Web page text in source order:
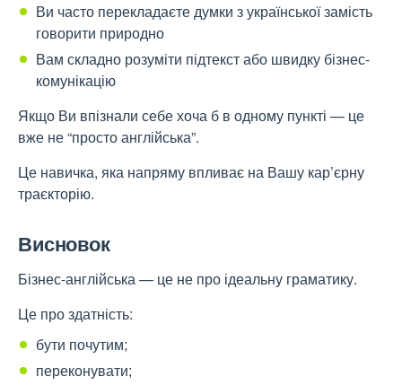
Ви часто перекладаєте думки з української замість
говорити природно
Вам складно розуміти підтекст або швидку бізнес-
комунікацію
Якщо Ви впізнали себе хоча б в одному пункті — це
вже не “просто англійська”.
Це навичка, яка напряму впливає на Вашу кар’єрну
траєкторію.
Висновок
Бізнес-англійська — це не про ідеальну граматику.
Це про здатність:
бути почутим;
переконувати;